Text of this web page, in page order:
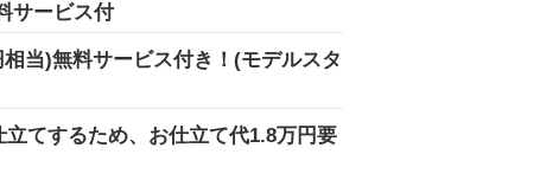
サービス付
当)無料サービス付き！(モデルスタ
立てするため、お仕立て代1.8万円要